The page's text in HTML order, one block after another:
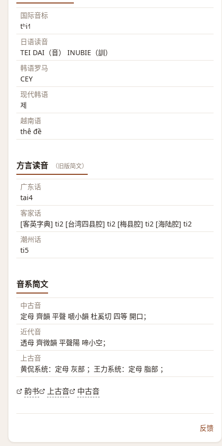
国际音标
tʰi˧˥
日语读音
TEI DAI（音） INUBIE（訓）
韩语罗马
CEY
现代韩语
제
越南语
thê đề
方言读音 （旧版简文）
广东话
tai4
客家话
[客英字典] ti2 [台湾四县腔] ti2 [梅县腔] ti2 [海陆腔] ti2
潮州话
ti5
音系简文
中古音
定母 齊韻 平聲 嗁小韻 杜奚切 四等 開口；
近代音
透母 齊微韻 平聲陽 啼小空；
上古音
黄侃系统：定母 灰部 ；王力系统：定母 脂部 ；
韵书 上古音 中古音
反馈